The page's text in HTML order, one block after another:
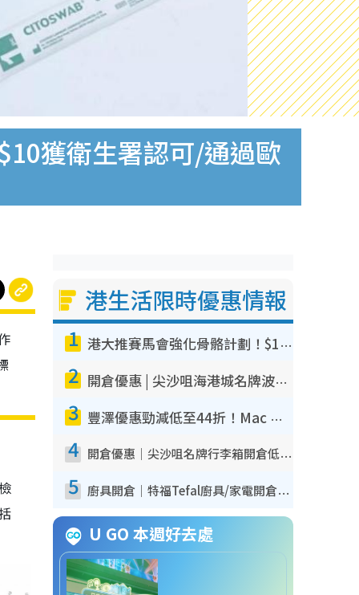
獲衛生署認可/通過歐
港生活限時優惠情報
1 港大推賽馬會強化骨骼計劃！$100骨質密度X光檢查 完成免費運動訓練送超市禮券！附參加資格
2 開倉優惠 | 尖沙咀海港城名牌波鞋開倉低至1折！On鞋$899起／Joy&Peace鞋履$98起
3 豐澤優惠勁減低至44折！Mac mini/iPhone17Pro大減價！廚房家電$220起
4 開倉優惠｜尖沙咀名牌行李箱開倉低至4折！一連5日 American Tourister/ace./Hallmark $200起！
5 廚具開倉｜特福Tefal廚具/家電開倉低至3折！$220起買平底鍋/炒鑊/湯煲！電飯煲/吸塵機/燙斗$418起
U GO 本週好去處